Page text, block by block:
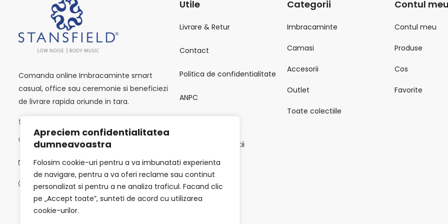
Apreciem confidentialitatea
dumneavoastra
Folosim cookie-uri pentru a va imbunatati experienta
de navigare, pentru a va oferi reclame sau continut
personalizat si pentru a ne analiza traficul. Facand clic
pe „Accept toate”, sunteti de acord cu utilizarea
cookie-urilor.
Comanda online Imbracaminte smart
casual, office sau ceremonie si beneficiezi
de livrare rapida oriunde in tara.
0723502619
info@stansfield-fashion.com
Luni -Vineri / 9:00 AM - 6:00 PM
Utile
Livrare & Retur
Contact
Politica de confidentialitate
ANPC
Termeni si Conditii
Categorii
Imbracaminte
Camasi
Accesorii
Outlet
Toate colectiile
Contul
Contul meu
Produse
Cos
Favorite